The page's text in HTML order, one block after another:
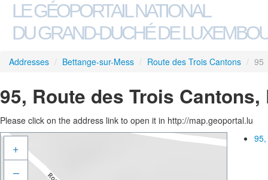
LE GÉOPORTAIL NATIONAL
DU GRAND-DUCHÉ DE
Addresses / Bettange-sur-Mess / Route des Trois Cantons / 95
95, Route des Trois
Please click on the address link to open it in http://map.geoportal.lu
+
–